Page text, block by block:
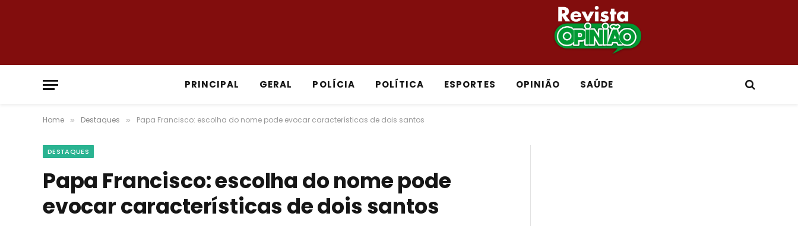
PRINCIPAL GERAL POLÍCIA POLÍTICA ESPORTES OPINIÃO SAÚDE
Home » Destaques » Papa Francisco: escolha do nome pode evocar características de dois santos
DESTAQUES
Papa Francisco: escolha do nome pode
evocar características de dois santos